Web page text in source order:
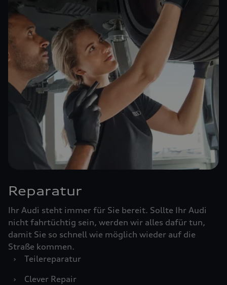
Reparatur
Ihr Audi steht immer für Sie bereit. Sollte Ihr Audi
nicht fahrtüchtig sein, werden wir alles dafür tun,
damit Sie so schnell wie möglich wieder auf die
Straße kommen.
›
Teilereparatur
›
Clever Repair